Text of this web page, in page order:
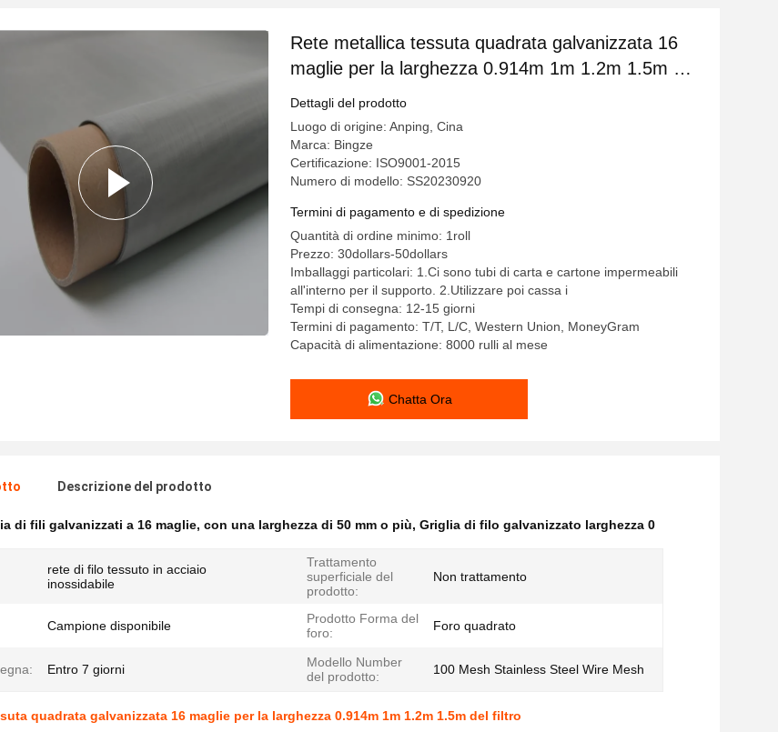
Rete metallica tessuta quadrata galvanizzata 16
maglie per la larghezza 0.914m 1m 1.2m 1.5m del
filtro
Dettagli del prodotto
Luogo di origine: Anping, Cina
Marca: Bingze
Certificazione: ISO9001-2015
Numero di modello: SS20230920
Termini di pagamento e di spedizione
Quantità di ordine minimo: 1roll
Prezzo: 30dollars-50dollars
Imballaggi particolari: 1.Ci sono tubi di carta e cartone impermeabili
all'interno per il supporto. 2.Utilizzare poi cassa i
Tempi di consegna: 12-15 giorni
Termini di pagamento: T/T, L/C, Western Union, MoneyGram
Capacità di alimentazione: 8000 rulli al mese
Chatta Ora
Descrizione del prodotto
di fili galvanizzati a 16 maglie, con una larghezza di 50 mm o più, Griglia di filo galvanizzato larghezza 0
rete di filo tessuto in acciaio
inossidabile
Trattamento
superficiale del
prodotto:
Non trattamento
Campione disponibile
Prodotto Forma del
foro:
Foro quadrato
Entro 7 giorni
Modello Number
del prodotto:
100 Mesh Stainless Steel Wire Mesh
quadrata galvanizzata 16 maglie per la larghezza 0.914m 1m 1.2m 1.5m del filtro